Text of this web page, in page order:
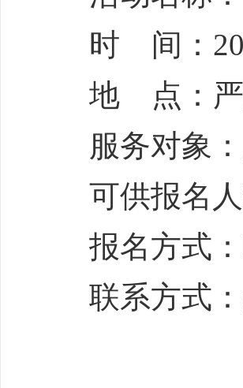
时 间：
地 点：严
服务对象
可供报名
报名方式
联系方式